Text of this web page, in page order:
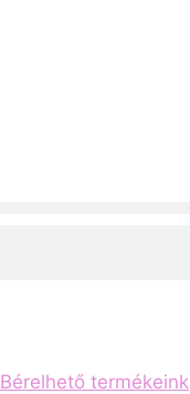
Bérelhető termékeink